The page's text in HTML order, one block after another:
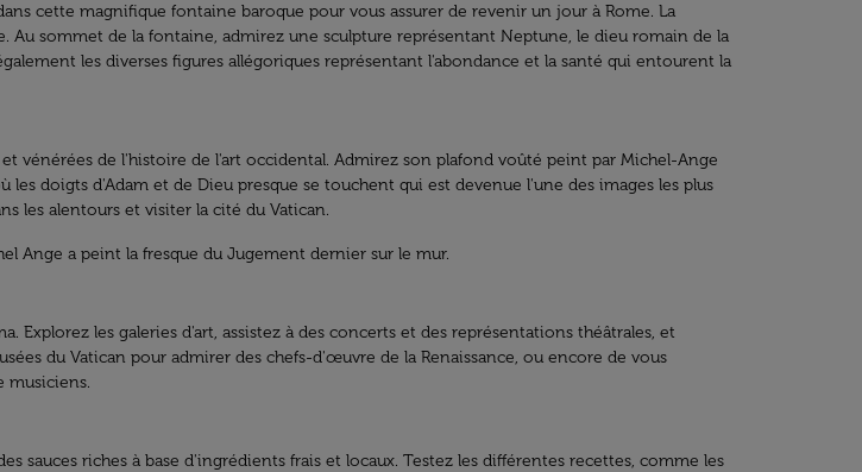
cette magnifique fontaine baroque pour vous assurer de revenir un jour à Rome. La
sommet de la fontaine, admirez une sculpture représentant Neptune, le dieu romain de la
les diverses figures allégoriques représentant l'abondance et la santé qui entourent la
vénérées de l'histoire de l'art occidental. Admirez son plafond voûté peint par Michel-Ange
doigts d'Adam et de Dieu presque se touchent qui est devenue l'une des images les plus
les alentours et visiter la cité du Vatican.
Ange a peint la fresque du Jugement dernier sur le mur.
Explorez les galeries d'art, assistez à des concerts et des représentations théâtrales, et
du Vatican pour admirer des chefs-d'œuvre de la Renaissance, ou encore de vous
musiciens.
sauces riches à base d'ingrédients frais et locaux. Testez les différentes recettes, comme les